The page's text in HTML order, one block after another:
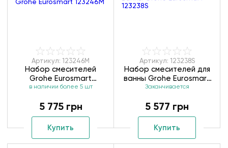
Артикул: 123246M
Набор смесителей
Grohe Eurosmart
123246M
в наличии более 5 шт
5 775 грн
Купить
Артикул: 123238S
Набор смесителей для
ванны Grohe Eurosmart
123238S
Заканчивается
5 577 грн
Купить